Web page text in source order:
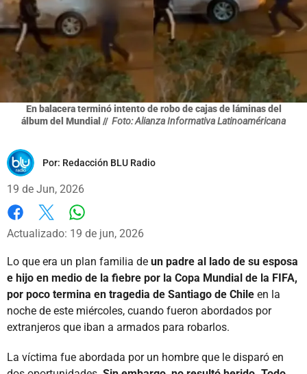
En balacera terminó intento de robo de cajas de láminas del
álbum del Mundial // Foto: Alianza Informativa Latinoaméricana
Por: Redacción BLU Radio
19 de Jun, 2026
Facebook
X
Actualizado: 19 de jun, 2026
Lo que era un plan familia de un padre al lado de su esposa
e hijo en medio de la fiebre por la Copa Mundial de la FIFA,
por poco termina en tragedia de Santiago de Chile en la
noche de este miércoles, cuando fueron abordados por
extranjeros que iban a armados para robarlos.
La víctima fue abordada por un hombre que le disparó en